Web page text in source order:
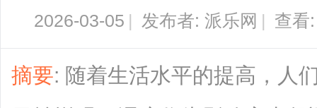
2026-03-05 | 发布者: 派乐网 | 查
摘要: 随着生活水平的提高，人